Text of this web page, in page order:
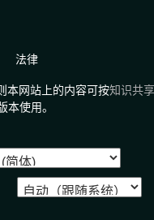
法律
本网站上的内容可按知识共
本使用。